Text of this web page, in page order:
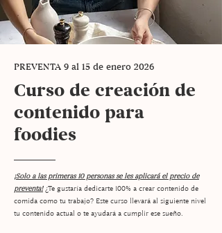
PREVENTA 9 al 15 de enero 2026
Curso de creación de
contenido para
foodies
¡Solo a las primeras 10 personas se les aplicará el precio de
preventa!¿Te gustaría dedicarte 100% a crear contenido de
comida como tu trabajo? Este curso llevará al siguiente nivel
tu contenido actual o te ayudará a cumplir ese sueño.